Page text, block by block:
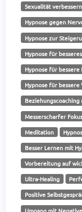
Sexualität
Hypnose gegen
Hypnose zur
Hypnose für
Hypnose für
Hypnose für
Beziehungscoaching
Messerscharfer
Meditation
Besser Lernen mit
Vorbereitung auf
Ultra-Healing
Positive
Umgang mit